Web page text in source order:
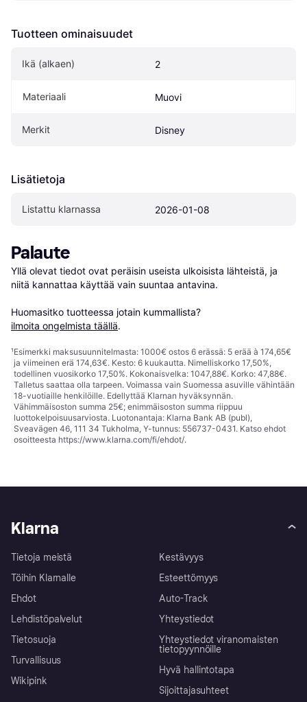
Tuotteen ominaisuudet
Ikä (alkaen) 2
Materiaali Muovi
Merkit Disney
Lisätietoja
Listattu klarnassa 2026-01-08
Palaute
Yllä olevat tiedot ovat peräisin useista ulkoisista lähteistä, ja
niitä kannattaa käyttää vain suuntaa antavina.
Huomasitko tuotteessa jotain kummallista?
ilmoita ongelmista täällä.
¹Esimerkki maksusuunnitelmasta: 1000€ ostos 6 erässä: 5 erää à 174,65€
ja viimeinen erä 174,63€. Kesto: 6 kuukautta. Nimelliskorko 17,50%,
todellinen vuosikorko 17,50%. Kokonaisvelka: 1047,88€. Korko: 47,88€.
Talletus saattaa olla tarpeen. Voimassa vain Suomessa asuville vähintään
18-vuotiaille henkilöille. Edellyttää Klarnan hyväksynnän.
Vähimmäisoston summa 25€; enimmäisoston summa riippuu
luottokelpoisuusarviosta. Luotonantaja: Klarna Bank AB (publ),
Sveavägen 46, 111 34 Tukholma, Y-tunnus: 556737-0431. Katso ehdot
osoitteesta https://www.klarna.com/fi/ehdot/.
Klarna
Tietoja meistä
Töihin Klarnalle
Ehdot
Lehdistöpalvelut
Tietosuoja
Turvallisuus
Wikipink
Kestävyys
Esteettömyys
Auto-Track
Yhteystiedot
Yhteystiedot viranomaisten
tietopyynnöille
Hyvä hallintotapa
Sijoittajasuhteet